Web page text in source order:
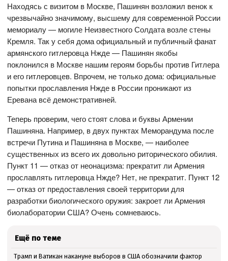
Находясь с визитом в Москве, Пашинян возложил венок к
чрезвычайно значимому, высшему для современной России
мемориалу — могиле Неизвестного Солдата возле стены
Кремля. Так у себя дома официальный и публичный фанат
армянского гитлеровца Нжде — Пашинян якобы
поклонился в Москве нашим героям борьбы против Гитлера
и его гитлеровцев. Впрочем, не только дома: официальные
попытки прославления Нжде в России проникают из
Еревана всё демонстративней.
Теперь проверим, чего стоят слова и буквы Армении
Пашиняна. Например, в двух пунктах Меморандума после
встречи Путина и Пашиняна в Москве, — наиболее
существенных из всего их довольно риторического обилия.
Пункт 11 — отказ от неонацизма: прекратит ли Армения
прославлять гитлеровца Нжде? Нет, не прекратит. Пункт 12
— отказ от предоставления своей территории для
разработки биологического оружия: закроет ли Армения
биолаборатории США? Очень сомневаюсь.
Ещё по теме
Трамп и Ватикан накануне выборов в США обозначили фактор